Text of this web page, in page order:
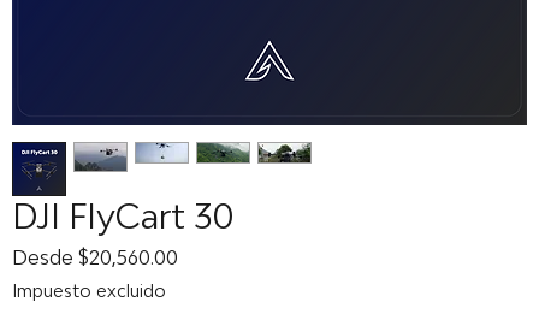
DJI FlyCart 30
Desde $20,560.00
Impuesto excluido